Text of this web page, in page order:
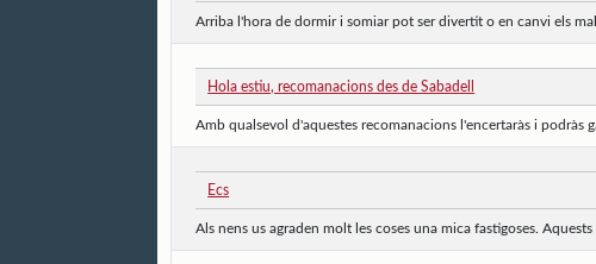
Arriba l'hora de dormir i somiar pot ser divertit o en canvi els
Hola estiu, recomanacions des de Sabadell
Amb qualsevol d'aquestes recomanacions l'encertaràs i podràs
Ecs
Als nens us agraden molt les coses una mica fastigoses. Aquests